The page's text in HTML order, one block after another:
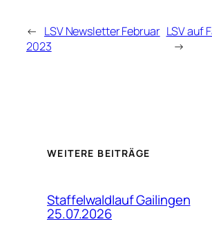
← LSV Newsletter Februar
2023
LSV auf
→
WEITERE BEITRÄGE
Staffelwaldlauf Gailingen
25.07.2026